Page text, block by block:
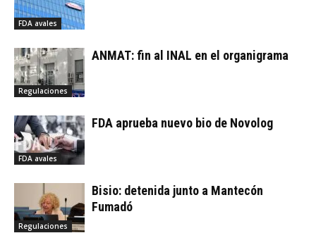
FDA avales
Regulaciones
ANMAT: fin al INAL en el organigrama
FDA avales
FDA aprueba nuevo bio de Novolog
Regulaciones
Bisio: detenida junto a Mantecón
Fumadó